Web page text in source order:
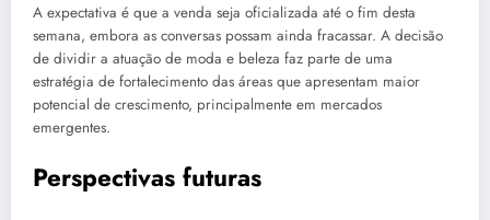
A expectativa é que a venda seja oficializada até o fim desta
semana, embora as conversas possam ainda fracassar. A decisão
de dividir a atuação de moda e beleza faz parte de uma
estratégia de fortalecimento das áreas que apresentam maior
potencial de crescimento, principalmente em mercados
emergentes.
Perspectivas futuras